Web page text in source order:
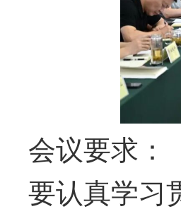
会议要求：
要认真学习